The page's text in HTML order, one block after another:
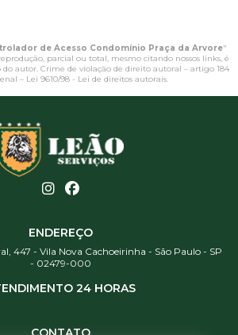
de Acesso Condomínio Praça da Arvore"
parcial ou total, mesmo citando nossos links, é
autor. Crime de violação de direito autoral – artigo 184
– Lei 9610/98 - Lei de direitos autorais.
ENDEREÇO
447 - Vila Nova Cachoeirinha - São Paulo - SP
- 02479-000
24 HORAS